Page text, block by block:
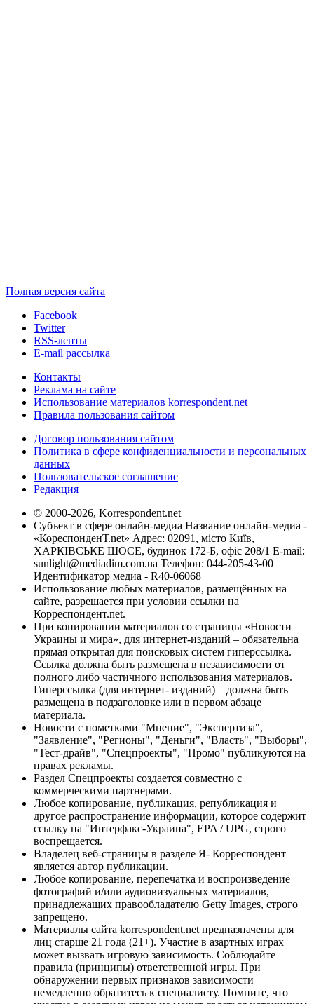
Полная версия сайта
Facebook
Twitter
RSS-ленты
E-mail рассылка
Контакты
Реклама на сайте
Использование материалов korrespondent.net
Правила пользования сайтом
Договор пользования сайтом
Политика в сфере конфиденциальности и персональных
данных
Пользовательское соглашение
Редакция
© 2000-2026, Korrespondent.net
Субъект в сфере онлайн-медиа Название онлайн-медиа -
«КореспонденТ.net» Адрес: 02091, місто Київ,
ХАРКІВСЬКЕ ШОСЕ, будинок 172-Б, офіс 208/1 E-mail:
sunlight@mediadim.com.ua Телефон: 044-205-43-00
Идентификатор медиа - R40-06068
Использование любых материалов, размещённых на
сайте, разрешается при условии ссылки на
Корреспондент.net.
При копировании материалов со страницы «Новости
Украины и мира», для интернет-изданий – обязательна
прямая открытая для поисковых систем гиперссылка.
Ссылка должна быть размещена в независимости от
полного либо частичного использования материалов.
Гиперссылка (для интернет- изданий) – должна быть
размещена в подзаголовке или в первом абзаце
материала.
Новости с пометками "Мнение", "Экспертиза",
"Заявление", "Регионы", "Деньги", "Власть", "Выборы",
"Тест-драйв", "Спецпроекты", "Промо" публикуются на
правах рекламы.
Раздел Спецпроекты создается совместно с
коммерческими партнерами.
Любое копирование, публикация, републикация и
другое распространение информации, которое содержит
ссылку на "Интерфакс-Украина", EPA / UPG, строго
воспрещается.
Владелец веб-страницы в разделе Я- Корреспондент
является автор публикации.
Любое копирование, перепечатка и воспроизведение
фотографий и/или аудиовизуальных материалов,
принадлежащих правообладателю Getty Images, строго
запрещено.
Материалы сайта korrespondent.net предназначены для
лиц старше 21 года (21+). Участие в азартных играх
может вызвать игровую зависимость. Соблюдайте
правила (принципы) ответственной игры. При
обнаружении первых признаков зависимости
немедленно обратитесь к специалисту. Помните, что